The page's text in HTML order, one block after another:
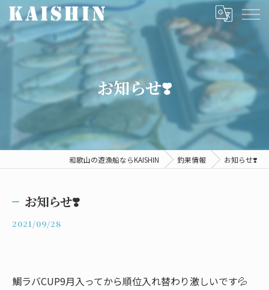
お知らせ❣️
和歌山の遊漁船ならKAISHIN 釣果情報 お知らせ❣️
お知らせ❣️
2021/09/28
鯛ラバCUP9月入ってから順位入れ替わり激しいです💦